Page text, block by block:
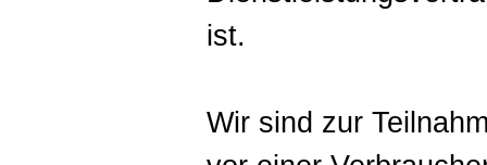
ist.
Wir sind zur